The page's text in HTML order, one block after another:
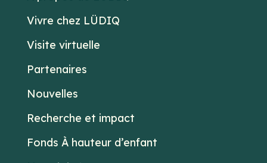
Vivre chez LÜDIQ
Visite virtuelle
Partenaires
Nouvelles
Recherche et impact
Fonds À hauteur d’enfant